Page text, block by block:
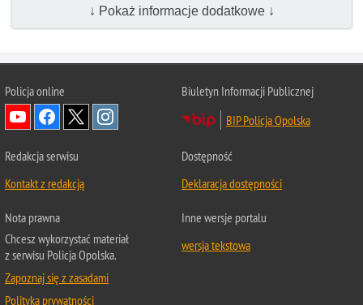
↓ Pokaż informacje dodatkowe ↓
Policja online
Biuletyn Informacji Publicznej
BIP Policja Opolska
Redakcja serwisu
Kontakt z redakcją
Dostępność
Deklaracja dostępności
Nota prawna
Chcesz wykorzystać materiał
z serwisu Policja Opolska.
Zapoznaj się z zasadami
Polityka prywatności
Inne wersje portalu
wersja tekstowa